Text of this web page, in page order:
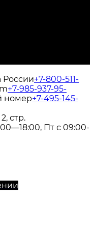
России+7-800-511-
+7-985-937-95-
номер+7-495-145-
стр.
Пт с 09:00-